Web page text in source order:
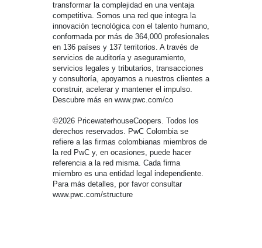
transformar la complejidad en una ventaja
competitiva. Somos una red que integra la
innovación tecnológica con el talento humano,
conformada por más de 364,000 profesionales
en 136 países y 137 territorios. A través de
servicios de auditoría y aseguramiento,
servicios legales y tributarios, transacciones
y consultoría, apoyamos a nuestros clientes a
construir, acelerar y mantener el impulso.
Descubre más en www.pwc.com/co
©2026 PricewaterhouseCoopers. Todos los
derechos reservados. PwC Colombia se
refiere a las firmas colombianas miembros de
la red PwC y, en ocasiones, puede hacer
referencia a la red misma. Cada firma
miembro es una entidad legal independiente.
Para más detalles, por favor consultar
www.pwc.com/structure